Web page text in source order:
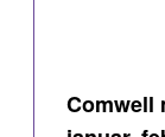
Comwell